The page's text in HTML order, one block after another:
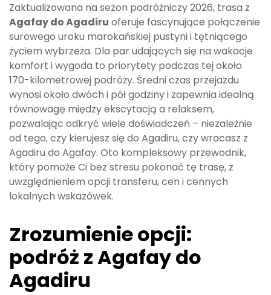
Zaktualizowana na sezon podróżniczy 2026, trasa z
Agafay do Agadiru oferuje fascynujące połączenie
surowego uroku marokańskiej pustyni i tętniącego
życiem wybrzeża. Dla par udających się na wakacje
komfort i wygoda to priorytety podczas tej około
170-kilometrowej podróży. Średni czas przejazdu
wynosi około dwóch i pół godziny i zapewnia idealną
równowagę między ekscytacją a relaksem,
pozwalając odkryć wiele doświadczeń – niezależnie
od tego, czy kierujesz się do Agadiru, czy wracasz z
Agadiru do Agafay. Oto kompleksowy przewodnik,
który pomoże Ci bez stresu pokonać tę trasę, z
uwzględnieniem opcji transferu, cen i cennych
lokalnych wskazówek.
Zrozumienie opcji:
podróż z Agafay do
Agadiru